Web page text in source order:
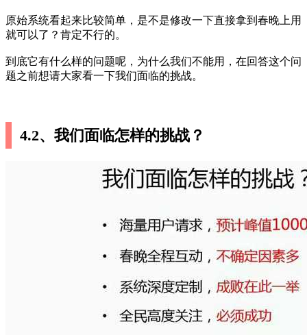
原始系统看起来比较简单，是不是修改一下直接拿到春晚上用
就可以了？肯定不行的。
到底它有什么样的问题呢，为什么我们不能用，在回答这个问
题之前想请大家看一下我们面临的挑战。
4.2、我们面临怎样的挑战？